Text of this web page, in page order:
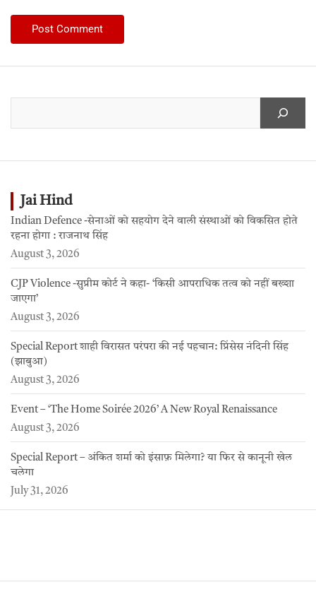
Jai Hind
Indian Defence -सेनाओं को सहयोग देने वाली संस्थाओं को विकसित होते
रहना होगा : राजनाथ सिंह
August 3, 2026
CJP Violence -सुप्रीम कोर्ट ने कहा- ‘किसी आपराधिक तत्व को नहीं बख्शा
जाएगा’
August 3, 2026
Special Report शाही विरासत परंपरा की नई पहचान: प्रिंसेस नंदिनी सिंह
(झाबुआ)
August 3, 2026
Event – ‘The Home Soirée 2026’ A New Royal Renaissance
August 3, 2026
Special Report – अंकित शर्मा को इंसाफ़ मिलेगा? या फिर से कानूनी खेल
चलेगा
July 31, 2026